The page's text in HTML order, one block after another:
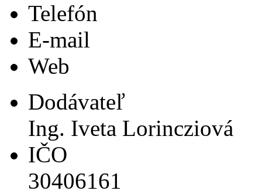
Telefón
E-mail
Web
Dodávateľ
Ing. Iveta Lorincziová
IČO
30406161